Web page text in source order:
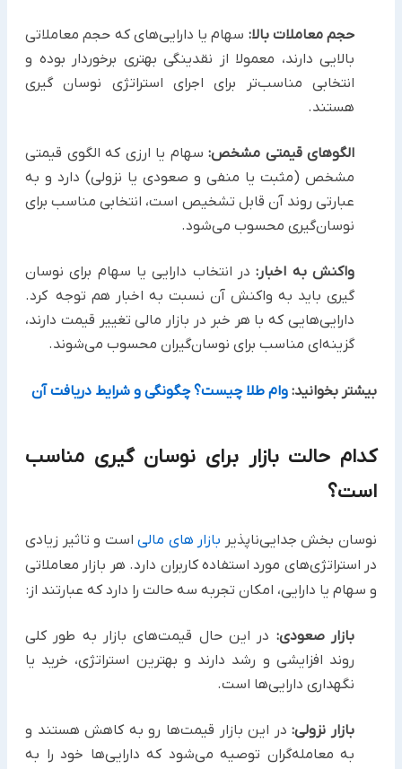
حجم معاملات بالا: سهام‌ یا دارایی‌های که حجم معاملاتی
بالایی دارند، معمولا از نقدینگی بهتری برخوردار بوده و
انتخابی مناسب‌تر برای اجرای استراتژی نوسان گیری
هستند.
الگوهای قیمتی مشخص: سهام یا ارزی که الگوی قیمتی
مشخص (مثبت یا منفی و صعودی یا نزولی) دارد و به
عبارتی روند آن قابل تشخیص است، انتخابی مناسب برای
نوسان‌گیری محسوب می‌شود.
واکنش به اخبار: در انتخاب دارایی یا سهام برای نوسان
گیری باید به واکنش آن نسبت به اخبار هم توجه کرد.
دارایی‌هایی که با هر خبر در بازار مالی تغییر قیمت دارند،
گزینه‌ای مناسب برای نوسان‌گیران محسوب می‌شوند.
بیشتر بخوانید: وام طلا چیست؟ چگونگی و شرایط دریافت آن
کدام حالت بازار برای نوسان گیری مناسب
است؟
نوسان بخش جدایی‌ناپذیر بازار های مالیاست و تاثیر زیادی
در استراتژی‌های مورد استفاده کاربران دارد. هر بازار معاملاتی
و سهام یا دارایی، امکان تجربه سه حالت را دارد که عبارتند از:
بازار صعودی: در این حال قیمت‌های بازار به طور کلی
روند افزایشی و رشد دارند و بهترین استراتژی، خرید یا
نگهداری دارایی‌ها است.
بازار نزولی: در این بازار قیمت‌ها رو به کاهش هستند و
به معامله‌گران توصیه می‌شود که دارایی‌ها خود را به